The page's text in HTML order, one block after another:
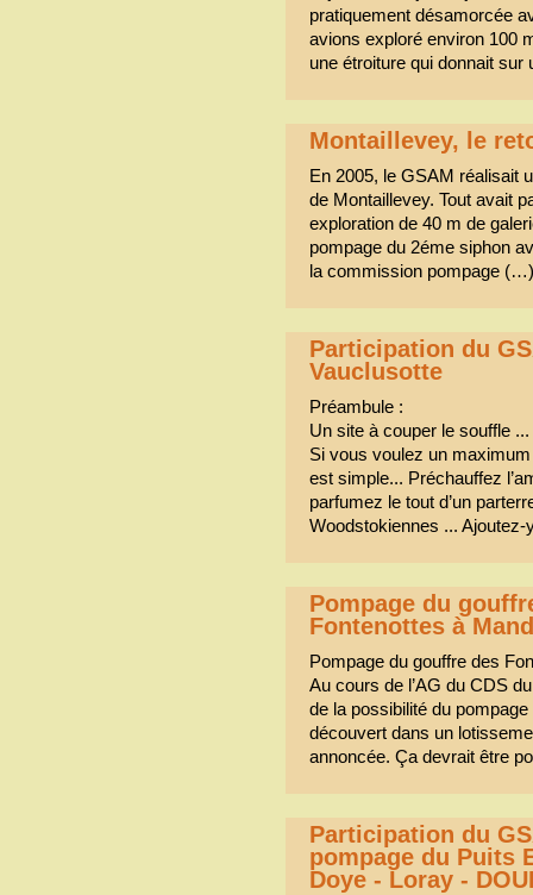
pratiquement désamorcée
avions exploré environ 100
une étroiture qui donnait
Montaillevey, le
En 2005, le GSAM réalisait
de Montaillevey. Tout avait
exploration de 40 m de
pompage du 2éme siphon
la commission pompage (…)
Participation du
Vauclusotte
Préambule :
Un site à couper le souffle ...
Si vous voulez un
est simple... Préchauffez
parfumez le tout d’un
Woodstokiennes ...
Pompage du
Fontenottes à
Pompage du gouffre des
Au cours de l’AG du CDS
de la possibilité du
découvert dans un
annoncée. Ça devrait être
Participation du
pompage du Puits
Doye - Loray -